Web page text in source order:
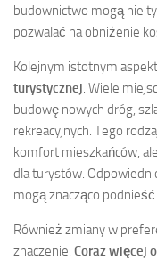
budownictwo mogą nie
pozwalać na obniżenie
Kolejnym istotnym
turystycznej. Wiele
budowę nowych dróg,
rekreacyjnych. Tego
komfort mieszkańców,
dla turystów.
mogą znacząco
Również zmiany w
znaczenie. Coraz więcej